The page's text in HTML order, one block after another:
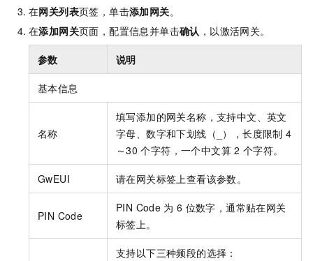
在网关列表页签，单击添加网关。
在添加网关页面，配置信息并单击确认 ，以激活网关。
参数 说明
基本信息
名称
填写添加的网关名称，支持中文、英文
字母、数字和下划线（_），长度限制 4
～30 个字符，一个中文算 2 个字符。
GwEUI 请在网关标签上查看该参数。
PIN Code
PIN Code 为 6 位数字，通常贴在网关
标签上。
支持以下三种频段的选择：